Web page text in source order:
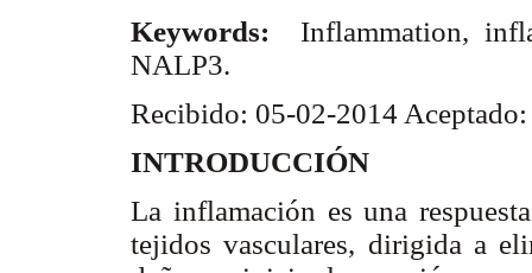
Keywords:
Inflammation,
NALP3.
Recibido: 05-02-2014
INTRODUCCIÓN
La inflamación es una
tejidos vasculares, dirigida a